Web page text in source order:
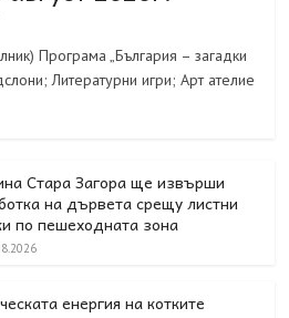
Програма „България – загадки
Литературни игри; Арт ателие
Стара Загора ще извърши
на дървета срещу листни
по пешеходната зона
енергия на котките